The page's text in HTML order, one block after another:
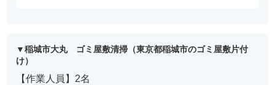
稲城市大丸 ゴミ屋敷清掃（東京都稲城市のゴミ屋敷片付
け）
【作業人員】2名